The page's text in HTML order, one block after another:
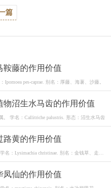
篇
鞍藤的作用价值
pes-caprae. 别名：厚藤、海薯、沙藤。
沼生水马齿的作用价值
学名：Callitriche palustris. 形态：沼生水马齿
路黄的作用价值
：Lysimachia christinae. 别名：金钱草、走游
凤仙的作用价值